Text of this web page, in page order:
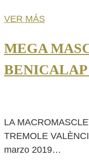
VER MÁS
MEGA
BENICALAP
LA
TREMOLE
marzo 2019…